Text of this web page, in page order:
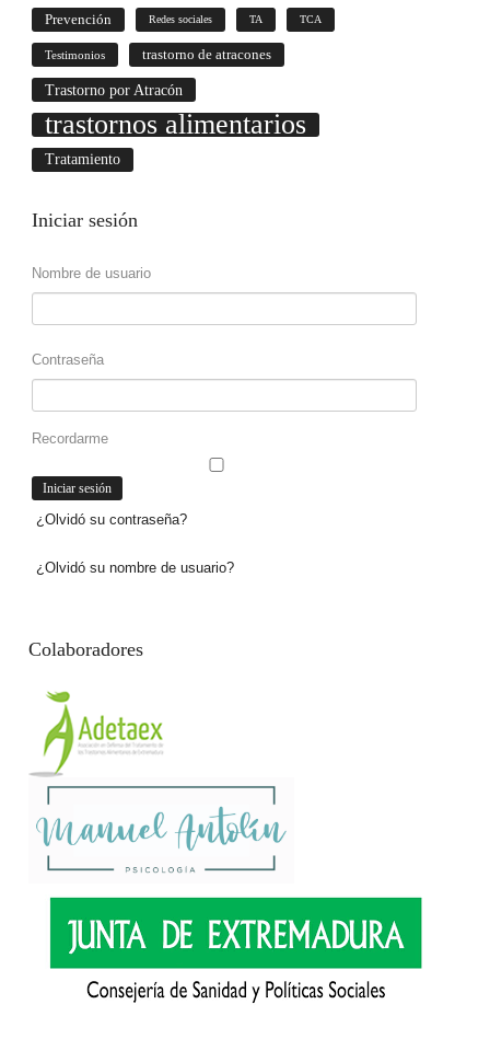
Prevención Redes sociales TA TCA
Testimonios trastorno de atracones
Trastorno por Atracón
trastornos alimentarios
Tratamiento
Iniciar sesión
Nombre de usuario
Contraseña
Recordarme
¿Olvidó su contraseña?
¿Olvidó su nombre de usuario?
Colaboradores